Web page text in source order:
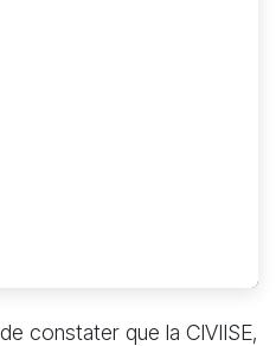
constater que la CIVIISE,